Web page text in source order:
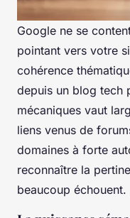
Google ne se
pointant vers votre
cohérence
depuis un blog tech
mécaniques vaut
liens venus de
domaines à forte
reconnaître la
beaucoup échouent.